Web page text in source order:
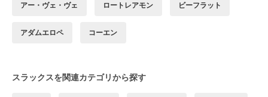
アー・ヴェ・ヴェ ロートレアモン ビーフラット
アダムエロペ コーエン
スラックスを関連カテゴリから探す